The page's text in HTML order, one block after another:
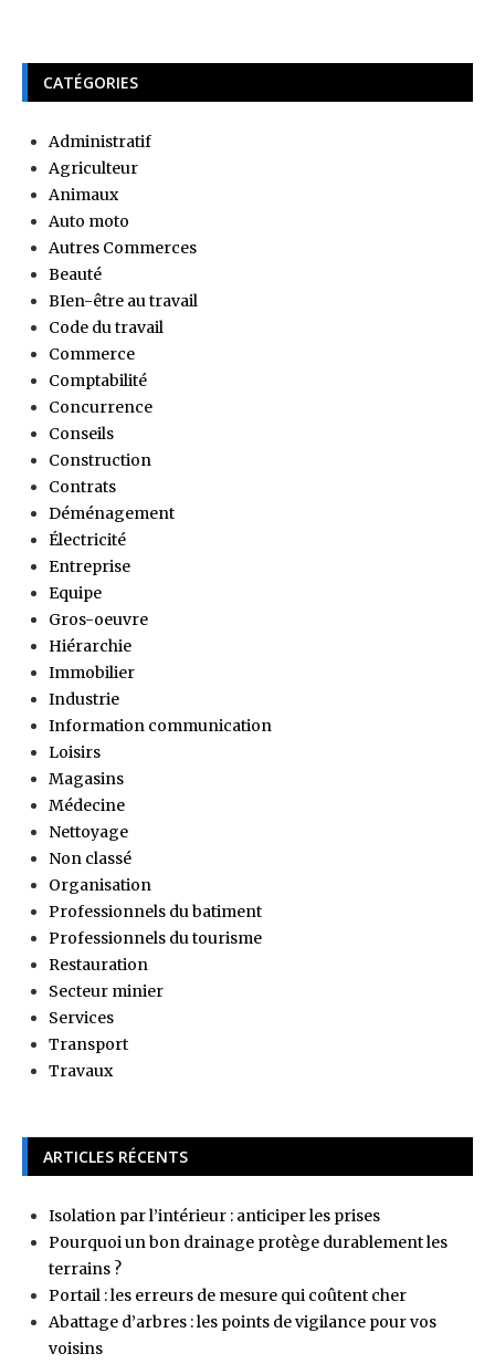
CATÉGORIES
Administratif
Agriculteur
Animaux
Auto moto
Autres Commerces
Beauté
BIen-être au travail
Code du travail
Commerce
Comptabilité
Concurrence
Conseils
Construction
Contrats
Déménagement
Électricité
Entreprise
Equipe
Gros-oeuvre
Hiérarchie
Immobilier
Industrie
Information communication
Loisirs
Magasins
Médecine
Nettoyage
Non classé
Organisation
Professionnels du batiment
Professionnels du tourisme
Restauration
Secteur minier
Services
Transport
Travaux
ARTICLES RÉCENTS
Isolation par l’intérieur : anticiper les prises
Pourquoi un bon drainage protège durablement les
terrains ?
Portail : les erreurs de mesure qui coûtent cher
Abattage d’arbres : les points de vigilance pour vos
voisins